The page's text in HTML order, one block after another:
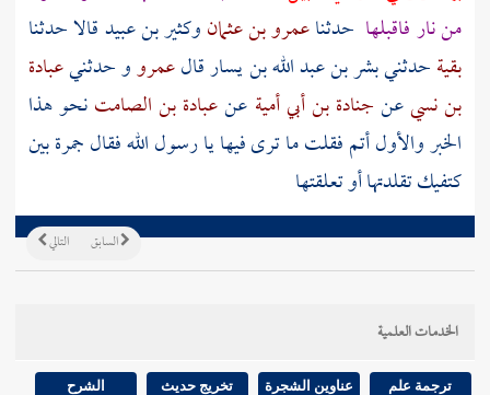
من نار فاقبلها حدثناعمرو بن عثمانوكثير بن عبيدقالا حدثنا
بقيةحدثنيبشر بن عبد الله بن يسارقالعمروو حدثنيعبادة
بن نسيعنجنادة بن أبي أمية عنعبادة بن الصامتنحو هذا
الخبر والأول أتم فقلت ما ترى فيها يا رسول الله فقال جمرة بين
كتفيك تقلدتها أو تعلقتها
التالي السابق
الخدمات العلمية
ترجمة علم عناوين الشجرة تخريج حديث الشرح